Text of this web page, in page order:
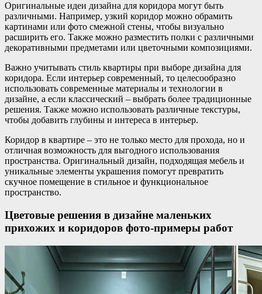
Оригинальные идеи дизайна для коридора могут быть
различными. Например, узкий коридор можно обрамить
картинами или фото смежной стены, чтобы визуально
расширить его. Также можно разместить полки с различными
декоративными предметами или цветочными композициями.
Важно учитывать стиль квартиры при выборе дизайна для
коридора. Если интерьер современный, то целесообразно
использовать современные материалы и технологии в
дизайне, а если классический – выбрать более традиционные
решения. Также можно использовать различные текстуры,
чтобы добавить глубины и интереса в интерьер.
Коридор в квартире – это не только место для прохода, но и
отличная возможность для выгодного использования
пространства. Оригинальный дизайн, подходящая мебель и
уникальные элементы украшения помогут превратить
скучное помещение в стильное и функциональное
пространство.
Цветовые решения в дизайне маленьких
прихожих и коридоров фото-примеры работ